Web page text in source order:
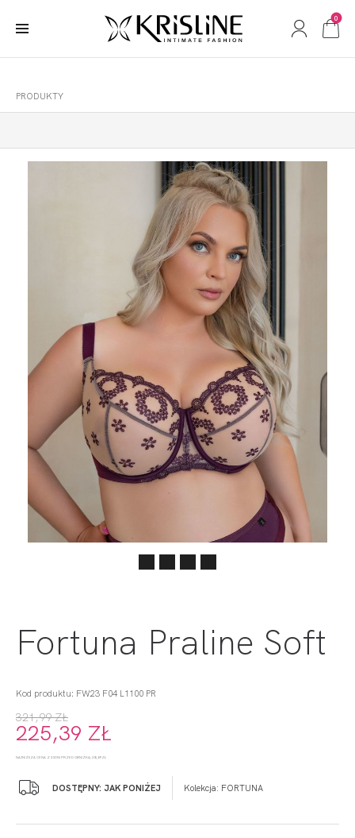
0
PRODUKTY
Fortuna Praline Soft
Kod produktu: FW23 F04 L1100 PR
321,99 ZŁ
225,39 ZŁ
NAJNIŻSZA CENA Z 30 DNI PRZED OBNIŻKĄ: 305,89 ZŁ
DOSTĘPNY: JAK PONIŻEJ Kolekcja: FORTUNA